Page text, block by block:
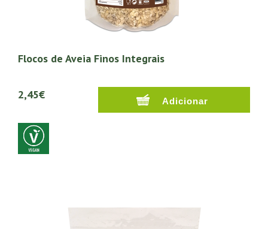
Flocos de Aveia Finos Integrais
2,45€